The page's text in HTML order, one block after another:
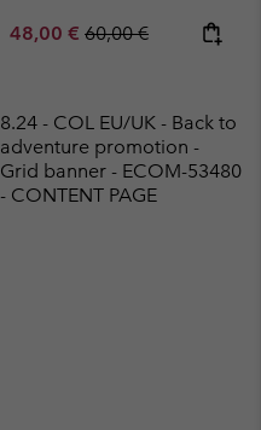
Sale price:
48,00 € Regular price:
60,00 €
8.24 - COL EU/UK - Back to
adventure promotion -
Grid banner - ECOM-53480
- CONTENT PAGE